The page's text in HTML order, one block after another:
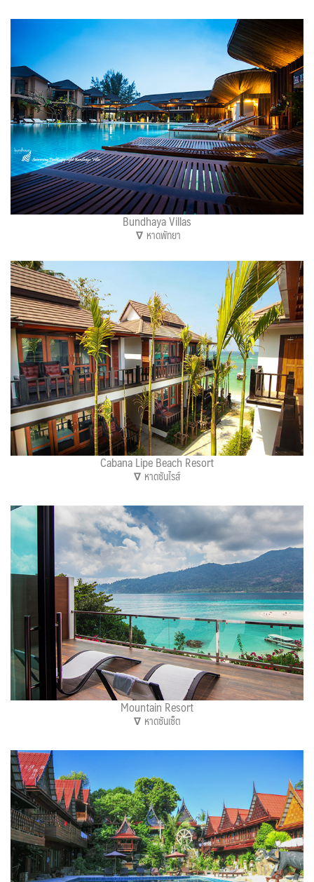
Bundhaya Villas
∇หาดพัทยา
Cabana Lipe Beach Resort
∇หาดซันไรส์
Mountain Resort
∇หาดซันเซ็ต